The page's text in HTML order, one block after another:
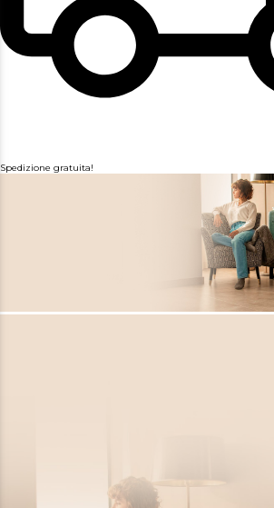
Spedizione gratuita!